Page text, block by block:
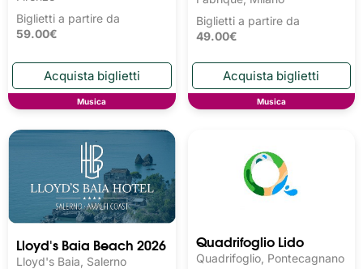
Biglietti a partire da
59.00€
Musica
Biglietti a partire da
49.00€
Musica
Lloyd's Baia Beach 2026
Lloyd's Baia, Salerno
Quadrifoglio Lido
Quadrifoglio, Pontecagnano